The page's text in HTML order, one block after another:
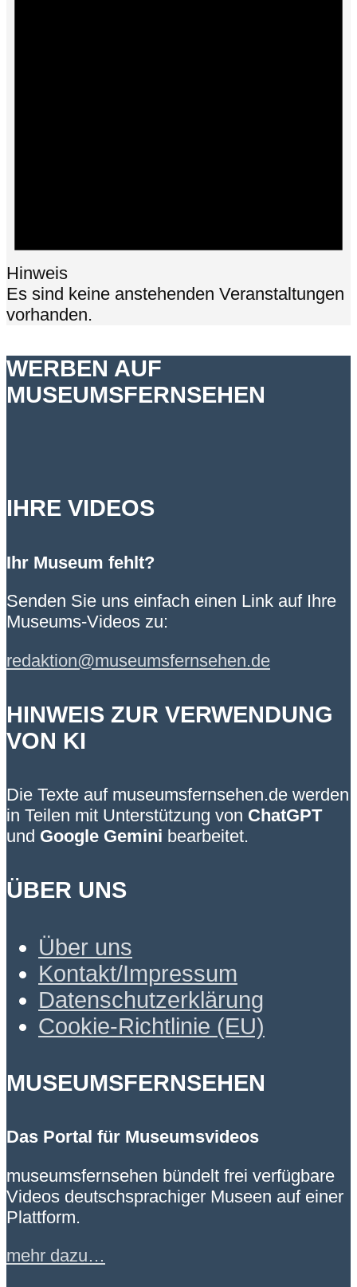
Hinweis
Es sind keine anstehenden Veranstaltungen
vorhanden.
WERBEN AUF
MUSEUMSFERNSEHEN
IHRE VIDEOS
Ihr Museum fehlt?
Senden Sie uns einfach einen Link auf Ihre
Museums-Videos zu:
redaktion@museumsfernsehen.de
HINWEIS ZUR VERWENDUNG
VON KI
Die Texte auf museumsfernsehen.de werden
in Teilen mit Unterstützung von ChatGPT
und Google Gemini bearbeitet.
ÜBER UNS
Über uns
Kontakt/Impressum
Datenschutzerklärung
Cookie-Richtlinie (EU)
MUSEUMSFERNSEHEN
Das Portal für Museumsvideos
museumsfernsehen bündelt frei verfügbare
Videos deutschsprachiger Museen auf einer
Plattform.
mehr dazu…